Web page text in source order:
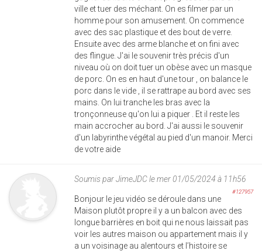
ville et tuer des méchant. On es filmer par un
homme pour son amusement. On commence
avec des sac plastique et des bout de verre.
Ensuite avec des arme blanche et on fini avec
des flingue. J'ai le souvenir très précis d'un
niveau où on doit tuer un obèse avec un masque
de porc. On es en haut d'une tour , on balance le
porc dans le vide , il se rattrape au bord avec ses
mains. On lui tranche les bras avec la
tronçonneuse qu'on lui a piquer . Et il reste les
main accrocher au bord. J'ai aussi le souvenir
d'un labyrinthe végétal au pied d'un manoir. Merci
de votre aide
Soumis parJimeJDCle mer 01/05/2024 à 11h56
#127957
Bonjour le jeu vidéo se déroule dans une
Maison plutôt propre il y a un balcon avec des
longue barrières en boit qui ne nous laissait pas
voir les autres maison ou appartement mais il y
a un voisinage au alentours et l’histoire se